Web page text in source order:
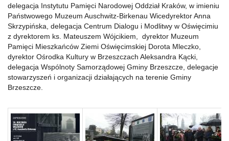
delegacja Instytutu Pamięci Narodowej Oddział Kraków, w imieniu
Państwowego Muzeum Auschwitz-Birkenau Wicedyrektor Anna
Skrzypińska, delegacja Centrum Dialogu i Modlitwy w Oświęcimiu
z dyrektorem ks. Mateuszem Wójcikiem, dyrektor Muzeum
Pamięci Mieszkańców Ziemi Oświęcimskiej Dorota Mleczko,
dyrektor Ośrodka Kultury w Brzeszczach Aleksandra Kącki,
delegacja Wspólnoty Samorządowej Gminy Brzeszcze, delegacje
stowarzyszeń i organizacji działających na terenie Gminy
Brzeszcze.